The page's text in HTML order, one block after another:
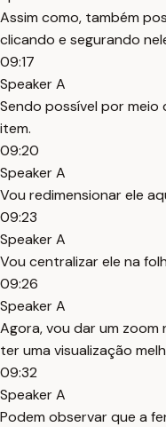
Assim como, também
clicando e segurando
09:17
Speaker A
Sendo possível por
item.
09:20
Speaker A
Vou redimensionar ele
09:23
Speaker A
Vou centralizar ele na
09:26
Speaker A
Agora, vou dar um
ter uma visualização
09:32
Speaker A
Podem observar que a